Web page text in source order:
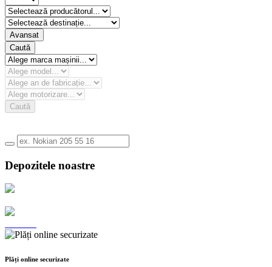
Avansat
Caută
Caută
Depozitele noastre
Plăți online securizate